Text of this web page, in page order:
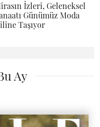
İzleri, Geleneksel
Günümüz Moda
Taşıyor
Ay